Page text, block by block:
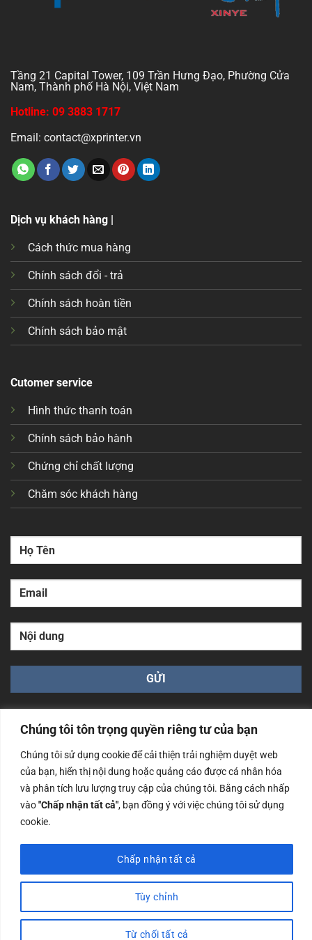
Chúng tôi tôn trọng quyền riêng tư của bạn
Chúng tôi sử dụng cookie để cải thiện trải nghiệm duyệt web
của bạn, hiển thị nội dung hoặc quảng cáo được cá nhân hóa
và phân tích lưu lượng truy cập của chúng tôi. Bằng cách nhấp
vào"Chấp nhận tất cả", bạn đồng ý với việc chúng tôi sử dụng
cookie.
Tùy chỉnh
Từ chối tất cả
Chấp nhận tất cả
Tầng 21 Capital Tower, 109 Trần Hưng Đạo, Phường Cửa
Nam, Thành phố Hà Nội, Việt Nam
Hotline: 09 3883 1717
Email: contact@xprinter.vn
Dịch vụ khách hàng |
Cách thức mua hàng
Chính sách đổi - trả
Chính sách hoàn tiền
Chính sách bảo mật
Cutomer service
Hình thức thanh toán
Chính sách bảo hành
Chứng chỉ chất lượng
Chăm sóc khách hàng
Công ty TNHH Nam Bình Xương - Số ĐKKD: 0108783483
cấp ngày 14/06/2019 bởi Sở Kế Hoạch và Đầu Tư Tp. Hà
Nội
Copyrights @2023 Nam Binh Xuong. All Rights Reserved